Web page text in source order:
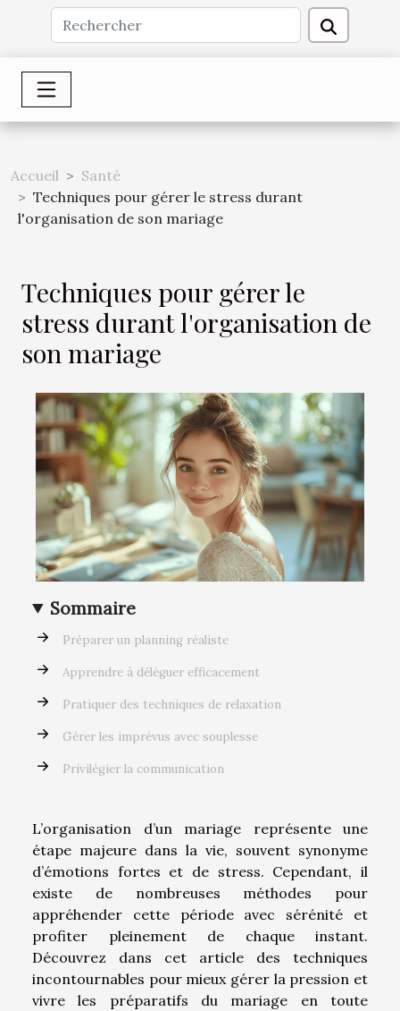
Accueil
Santé
Techniques pour gérer le stress durant
l'organisation de son mariage
Techniques pour gérer le
stress durant l'organisation de
son mariage
Sommaire
Préparer un planning réaliste
Apprendre à déléguer efficacement
Pratiquer des techniques de relaxation
Gérer les imprévus avec souplesse
Privilégier la communication
L’organisation d’un mariage représente une
étape majeure dans la vie, souvent synonyme
d’émotions fortes et de stress. Cependant, il
existe de nombreuses méthodes pour
appréhender cette période avec sérénité et
profiter pleinement de chaque instant.
Découvrez dans cet article des techniques
incontournables pour mieux gérer la pression et
vivre les préparatifs du mariage en toute